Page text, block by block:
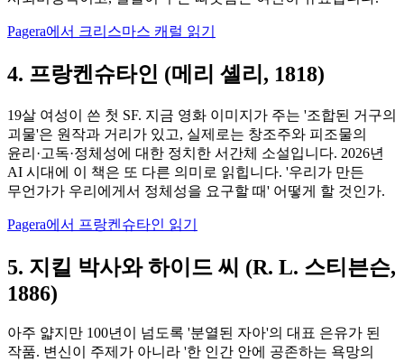
Pagera에서 크리스마스 캐럴 읽기
4. 프랑켄슈타인 (메리 셸리, 1818)
19살 여성이 쓴 첫 SF. 지금 영화 이미지가 주는 '조합된 거구의
괴물'은 원작과 거리가 있고, 실제로는 창조주와 피조물의
윤리·고독·정체성에 대한 정치한 서간체 소설입니다. 2026년
AI 시대에 이 책은 또 다른 의미로 읽힙니다. '우리가 만든
무언가가 우리에게서 정체성을 요구할 때' 어떻게 할 것인가.
Pagera에서 프랑켄슈타인 읽기
5. 지킬 박사와 하이드 씨 (R. L. 스티븐슨,
1886)
아주 얇지만 100년이 넘도록 '분열된 자아'의 대표 은유가 된
작품. 변신이 주제가 아니라 '한 인간 안에 공존하는 욕망의